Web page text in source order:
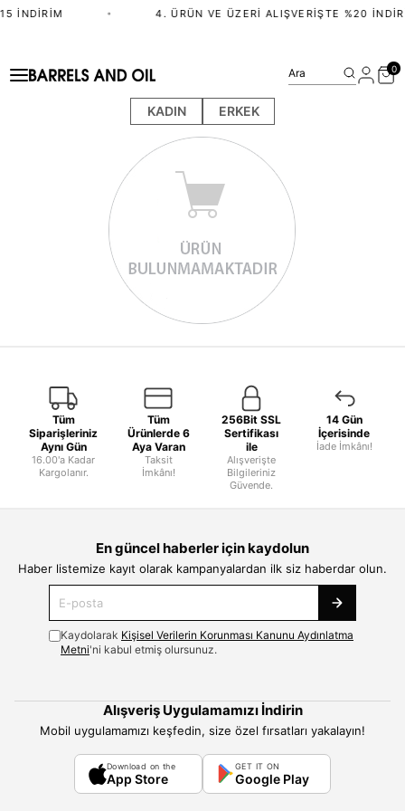
İNDIRIM • 4. ÜRÜN VE ÜZERI ALIŞVERIŞTE %20
KADIN ERKEK
Ara 0
Tüm
Siparişleriniz
Aynı Gün
16.00'a Kadar
Kargolanır.
Tüm
Ürünlerde 6
Aya Varan
Taksit
İmkânı!
256Bit SSL
Sertifikası
ile
Alışverişte
Bilgileriniz
Güvende.
14 Gün
İçerisinde
İade İmkânı!
En güncel haberler için kaydolun
Haber listemize kayıt olarak kampanyalardan ilk siz haberdar olun.
Kaydolarak Kişisel Verilerin Korunması Kanunu Aydınlatma
Metni'ni kabul etmiş olursunuz.
Alışveriş Uygulamamızı İndirin
Mobil uygulamamızı keşfedin, size özel fırsatları yakalayın!
Download on the
App Store
GET IT ON
Google Play